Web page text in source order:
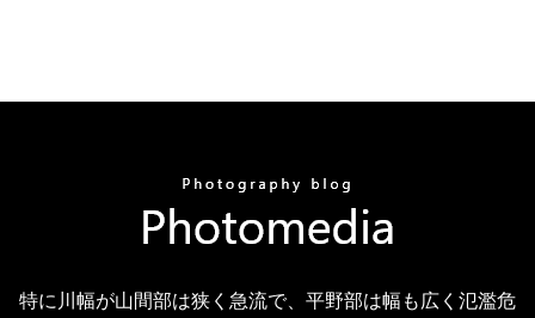
特に川幅が山間部は狭く急流で、平野部は幅も広く氾濫危